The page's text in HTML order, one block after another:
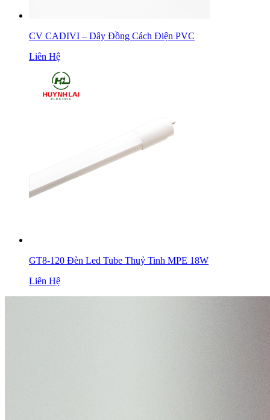
CV CADIVI – Dây Đồng Cách Điện PVC
Liên Hệ
GT8-120 Đèn Led Tube Thuỷ Tinh MPE 18W
Liên Hệ